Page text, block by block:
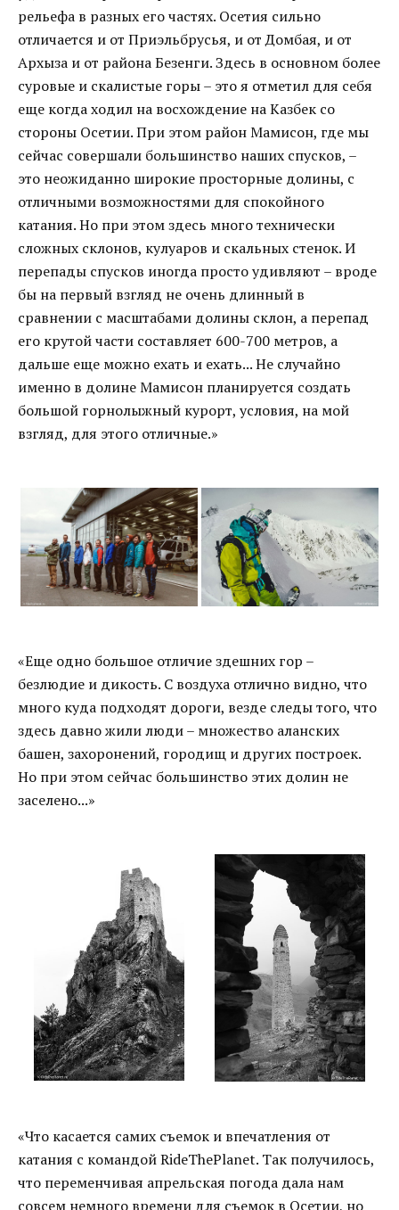
рельефа в разных его частях. Осетия сильно
отличается и от Приэльбрусья, и от Домбая, и от
Архыза и от района Безенги. Здесь в основном более
суровые и скалистые горы – это я отметил для себя
еще когда ходил на восхождение на Казбек со
стороны Осетии. При этом район Мамисон, где мы
сейчас совершали большинство наших спусков, –
это неожиданно широкие просторные долины, с
отличными возможностями для спокойного
катания. Но при этом здесь много технически
сложных склонов, кулуаров и скальных стенок. И
перепады спусков иногда просто удивляют – вроде
бы на первый взгляд не очень длинный в
сравнении с масштабами долины склон, а перепад
его крутой части составляет 600-700 метров, а
дальше еще можно ехать и ехать... Не случайно
именно в долине Мамисон планируется создать
большой горнолыжный курорт, условия, на мой
взгляд, для этого отличные.»
«Еще одно большое отличие здешних гор –
безлюдие и дикость. С воздуха отлично видно, что
много куда подходят дороги, везде следы того, что
здесь давно жили люди – множество аланских
башен, захоронений, городищ и других построек.
Но при этом сейчас большинство этих долин не
заселено...»
«Что касается самих съемок и впечатления от
катания с командой RideThePlanet. Так получилось,
что переменчивая апрельская погода дала нам
совсем немного времени для съемок в Осетии, но